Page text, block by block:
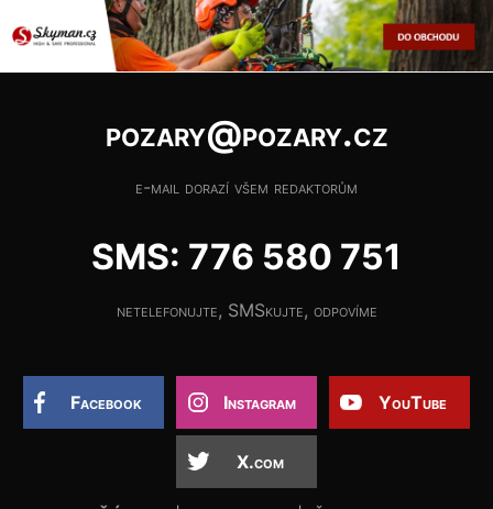
pozary@pozary.cz
e-mail dorazí všem redaktorům
SMS: 776 580 751
netelefonujte, SMSkujte, odpovíme
Facebook Instagram YouTube
X.com